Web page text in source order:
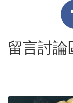
留言討論